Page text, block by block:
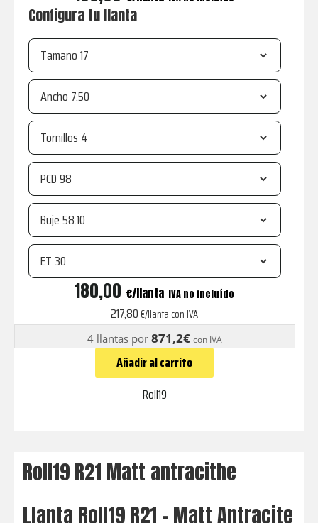
Configura tu llanta
Tamano
Ancho
Tornillos
PCD
Buje
ET
antracithe
cantidad
180,00 € IVA no incluído
217,80€/llanta con IVA
4 llantas por 871,2€ con IVA
Añadir al carrito
Roll19
Roll19 R21 Matt antracithe
Llanta Roll19 R21 - Matt Antracite